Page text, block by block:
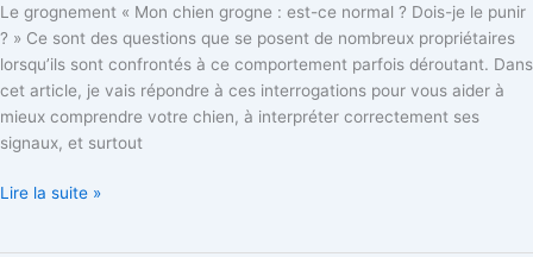
Le grognement « Mon chien grogne : est-ce normal ? Dois-je le punir
? » Ce sont des questions que se posent de nombreux propriétaires
lorsqu’ils sont confrontés à ce comportement parfois déroutant. Dans
cet article, je vais répondre à ces interrogations pour vous aider à
mieux comprendre votre chien, à interpréter correctement ses
signaux, et surtout
Lire la suite »